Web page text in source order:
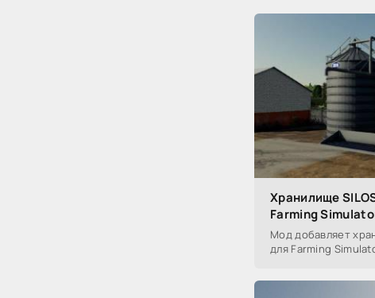
Хранилище
Farming
Мод добавляет
для Farming